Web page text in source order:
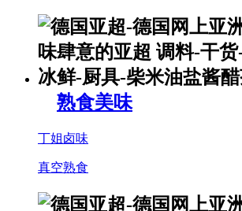
熟食美味
丁姐卤味
真空熟食